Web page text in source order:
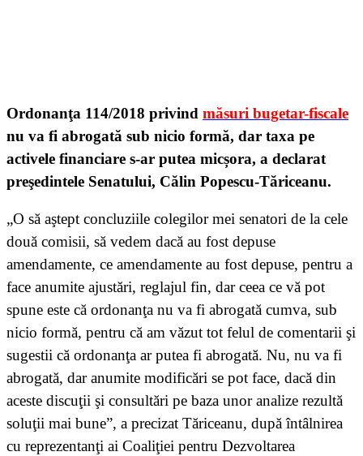
Ordonanţa 114/2018 privind măsuri bugetar-fiscale
nu va fi abrogată sub nicio formă, dar taxa pe
activele financiare s-ar putea micșora, a declarat
preşedintele Senatului, Călin Popescu-Tăriceanu.
„O să aştept concluziile colegilor mei senatori de la cele
două comisii, să vedem dacă au fost depuse
amendamente, ce amendamente au fost depuse, pentru a
face anumite ajustări, reglajul fin, dar ceea ce vă pot
spune este că ordonanţa nu va fi abrogată cumva, sub
nicio formă, pentru că am văzut tot felul de comentarii şi
sugestii că ordonanţa ar putea fi abrogată. Nu, nu va fi
abrogată, dar anumite modificări se pot face, dacă din
aceste discuţii şi consultări pe baza unor analize rezultă
soluţii mai bune”, a precizat Tăriceanu, după întâlnirea
cu reprezentanţi ai Coaliţiei pentru Dezvoltarea